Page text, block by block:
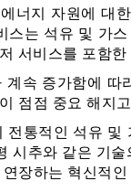
너지 자원에 대
는 석유 및 가
서비스를 포함
속 증가함에 따
점점 중요 해지
통적인 석유
추와 같은 기
장하는 혁신적